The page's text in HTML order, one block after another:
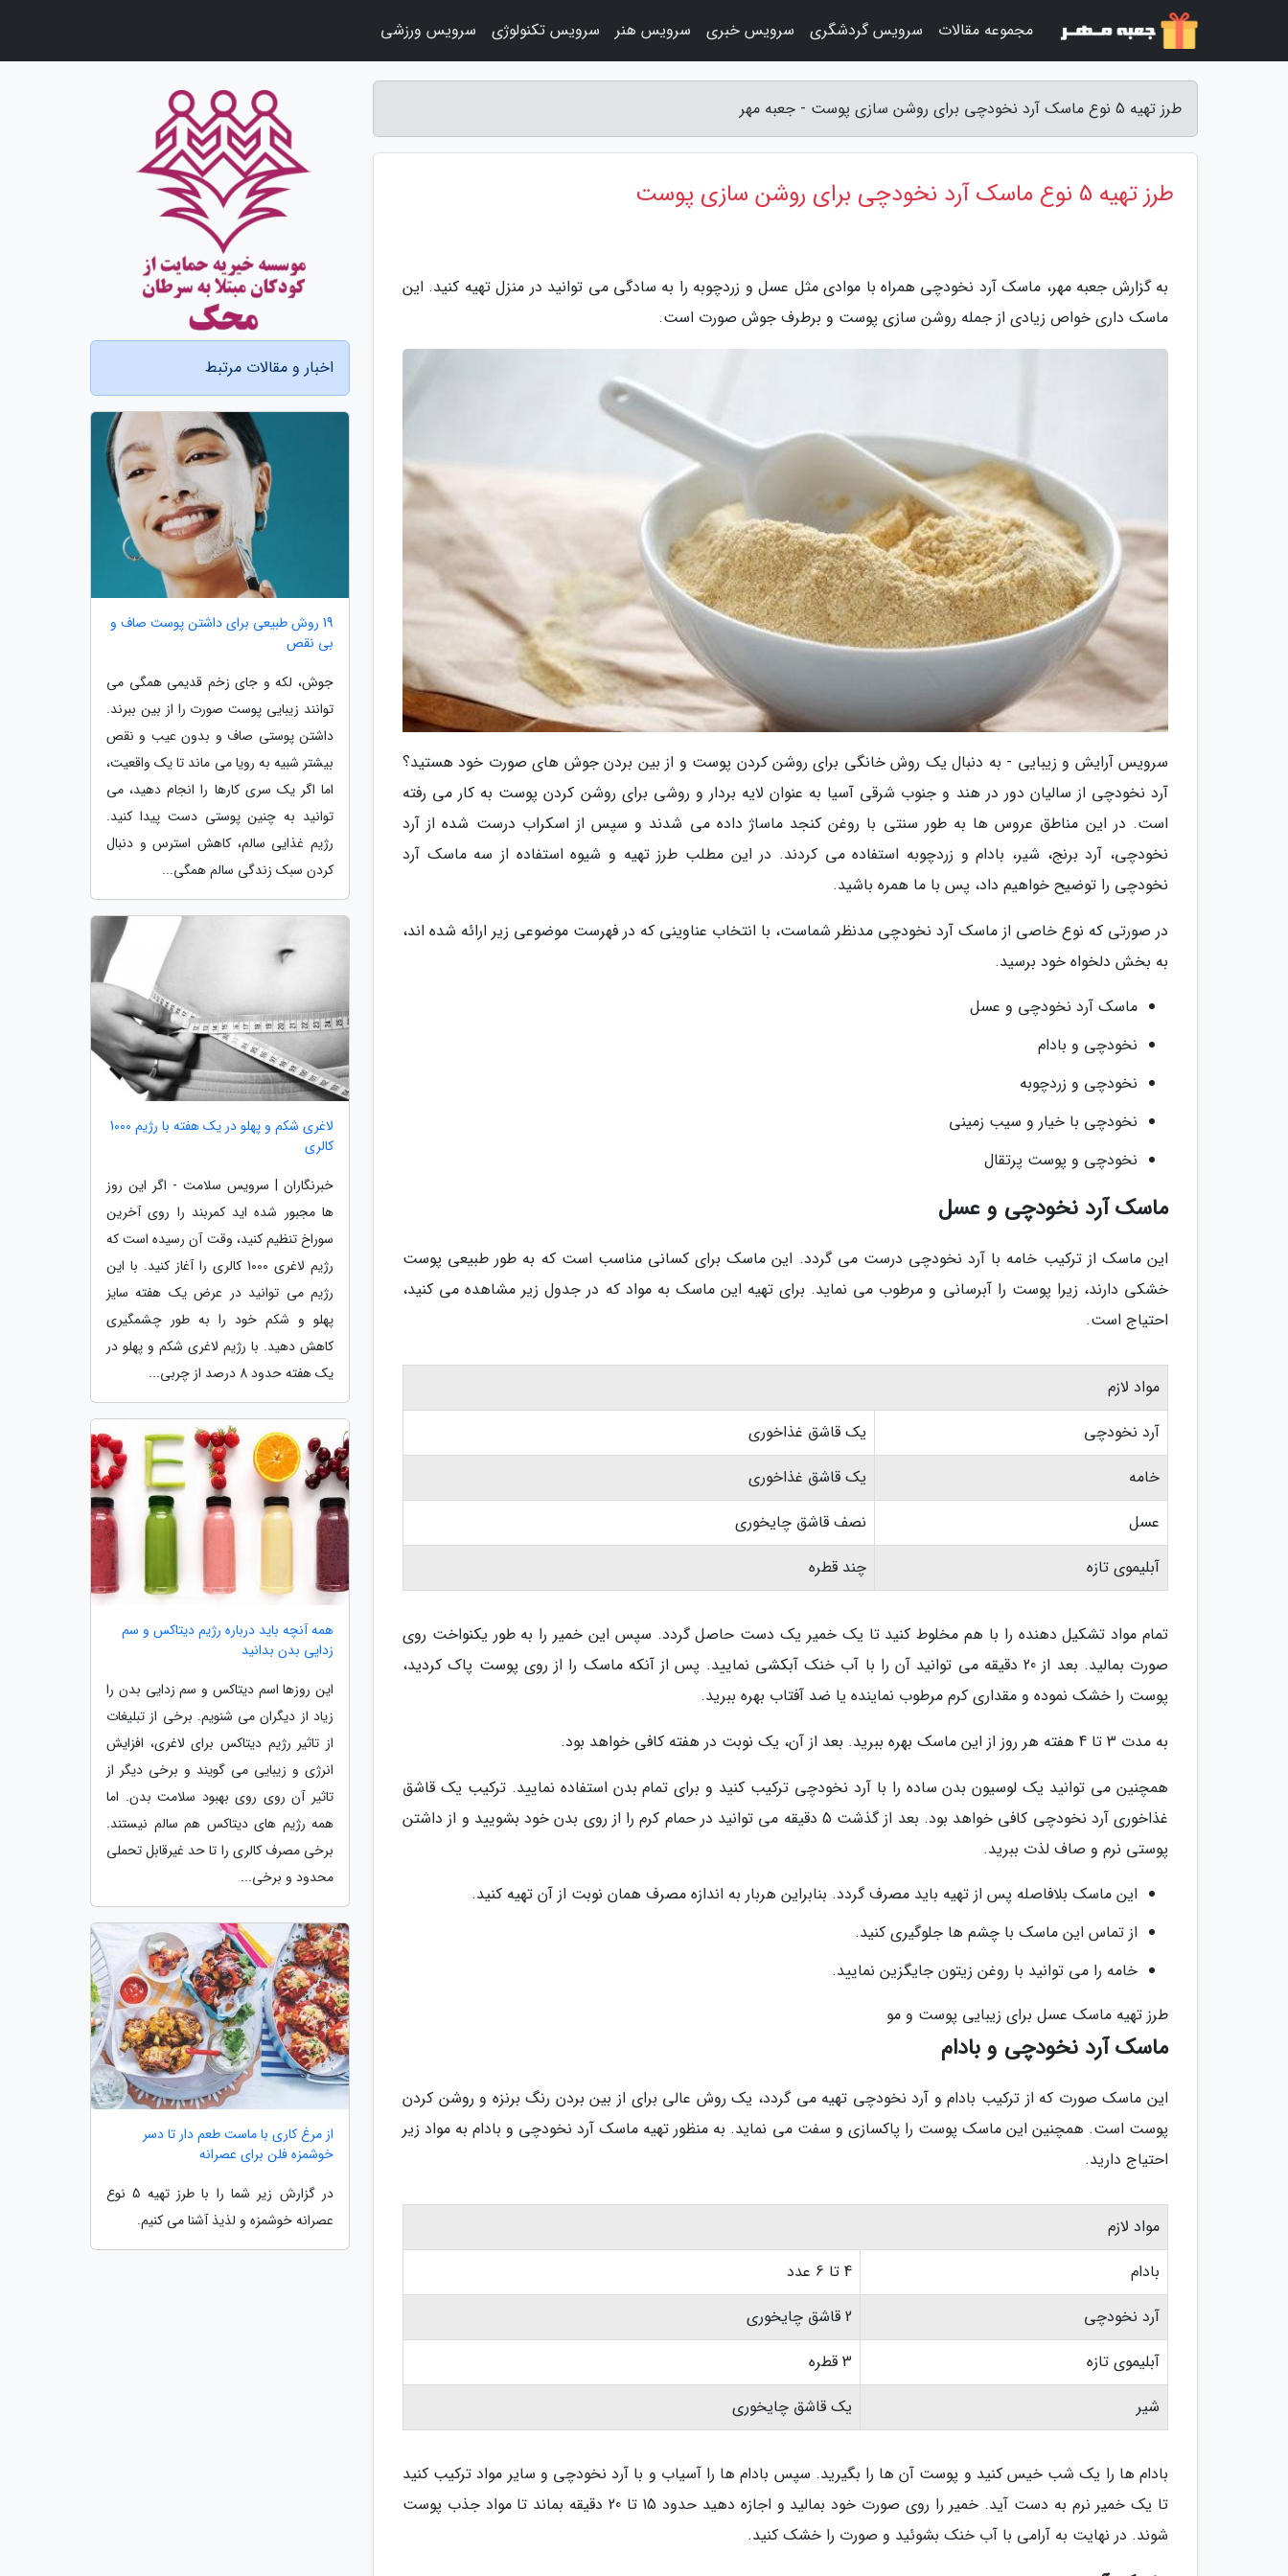
طرز تهیه 5 نوع ماسک آرد نخودچی برای روشن سازی پوست - جعبه مهر
طرز تهیه 5 نوع ماسک آرد نخودچی برای روشن سازی پوست
به گزارش جعبه مهر، ماسک آرد نخودچی همراه با موادی مثل عسل و زردچوبه را به سادگی می توانید در منزل تهیه کنید. این
ماسک داری خواص زیادی از جمله روشن سازی پوست و برطرف جوش صورت است.
سرویس آرایش و زیبایی - به دنبال یک روش خانگی برای روشن کردن پوست و از بین بردن جوش های صورت خود هستید؟
آرد نخودچی از سالیان دور در هند و جنوب شرقی آسیا به عنوان لایه بردار و روشی برای روشن کردن پوست به کار می رفته
است. در این مناطق عروس ها به طور سنتی با روغن کنجد ماساژ داده می شدند و سپس از اسکراب درست شده از آرد
نخودچی، آرد برنج، شیر، بادام و زردچوبه استفاده می کردند. در این مطلب طرز تهیه و شیوه استفاده از سه ماسک آرد
نخودچی را توضیح خواهیم داد، پس با ما همره باشید.
در صورتی که نوع خاصی از ماسک آرد نخودچی مدنظر شماست، با انتخاب عناوینی که در فهرست موضوعی زیر ارائه شده اند،
به بخش دلخواه خود برسید.
ماسک آرد نخودچی و عسل
نخودچی و بادام
نخودچی و زردچوبه
نخودچی با خیار و سیب زمینی
نخودچی و پوست پرتقال
ماسک آرد نخودچی و عسل
این ماسک از ترکیب خامه با آرد نخودچی درست می گردد. این ماسک برای کسانی مناسب است که به طور طبیعی پوست
خشکی دارند، زیرا پوست را آبرسانی و مرطوب می نماید. برای تهیه این ماسک به مواد که در جدول زیر مشاهده می کنید،
احتیاج است.
مواد لازم
آرد نخودچی
یک قاشق غذاخوری
خامه
یک قاشق غذاخوری
عسل
نصف قاشق چایخوری
آبلیموی تازه
چند قطره
تمام مواد تشکیل دهنده را با هم مخلوط کنید تا یک خمیر یک دست حاصل گردد. سپس این خمیر را به طور یکنواخت روی
صورت بمالید. بعد از 20 دقیقه می توانید آن را با آب خنک آبکشی نمایید. پس از آنکه ماسک را از روی پوست پاک کردید،
پوست را خشک نموده و مقداری کرم مرطوب نماینده یا ضد آفتاب بهره ببرید.
به مدت 3 تا 4 هفته هر روز از این ماسک بهره ببرید. بعد از آن، یک نوبت در هفته کافی خواهد بود.
همچنین می توانید یک لوسیون بدن ساده را با آرد نخودچی ترکیب کنید و برای تمام بدن استفاده نمایید. ترکیب یک قاشق
غذاخوری آرد نخودچی کافی خواهد بود. بعد از گذشت 5 دقیقه می توانید در حمام کرم را از روی بدن خود بشویید و از داشتن
پوستی نرم و صاف لذت ببرید.
این ماسک بلافاصله پس از تهیه باید مصرف گردد. بنابراین هربار به اندازه مصرف همان نوبت از آن تهیه کنید.
از تماس این ماسک با چشم ها جلوگیری کنید.
خامه را می توانید با روغن زیتون جایگزین نمایید.
طرز تهیه ماسک عسل برای زیبایی پوست و مو
ماسک آرد نخودچی و بادام
این ماسک صورت که از ترکیب بادام و آرد نخودچی تهیه می گردد، یک روش عالی برای از بین بردن رنگ برنزه و روشن کردن
پوست است. همچنین این ماسک پوست را پاکسازی و سفت می نماید. به منظور تهیه ماسک آرد نخودچی و بادام به مواد زیر
احتیاج دارید.
مواد لازم
بادام
4 تا 6 عدد
آرد نخودچی
2 قاشق چایخوری
آبلیموی تازه
3 قطره
شیر
یک قاشق چایخوری
بادام ها را یک شب خیس کنید و پوست آن ها را بگیرید. سپس بادام ها را آسیاب و با آرد نخودچی و سایر مواد ترکیب کنید
تا یک خمیر نرم به دست آید. خمیر را روی صورت خود بمالید و اجازه دهید حدود 15 تا 20 دقیقه بماند تا مواد جذب پوست
شوند. در نهایت به آرامی با آب خنک بشوئید و صورت را خشک کنید.
اخبار و مقالات مرتبط
19 روش طبیعی برای داشتن پوست صاف و
بی نقص
جوش، لکه و جای زخم قدیمی همگی می
توانند زیبایی پوست صورت را از بین ببرند.
داشتن پوستی صاف و بدون عیب و نقص
بیشتر شبیه به رویا می ماند تا یک واقعیت،
اما اگر یک سری کارها را انجام دهید، می
توانید به چنین پوستی دست پیدا کنید.
رژیم غذایی سالم، کاهش استرس و دنبال
کردن سبک زندگی سالم همگی...
لاغری شکم و پهلو در یک هفته با رژیم 1000
کالری
خبرنگاران | سرویس سلامت - اگر این روز
ها مجبور شده اید کمربند را روی آخرین
سوراخ تنظیم کنید، وقت آن رسیده است که
رژیم لاغری 1000 کالری را آغاز کنید. با این
رژیم می توانید در عرض یک هفته سایز
پهلو و شکم خود را به طور چشمگیری
کاهش دهید. با رژیم لاغری شکم و پهلو در
یک هفته حدود 8 درصد از چربی...
همه آنچه باید درباره رژیم دیتاکس و سم
زدایی بدن بدانید
این روزها اسم دیتاکس و سم زدایی بدن را
زیاد از دیگران می شنویم. برخی از تبلیغات
از تاثیر رژیم دیتاکس برای لاغری، افزایش
انرژی و زیبایی می گویند و برخی دیگر از
تاثیر آن روی روی بهبود سلامت بدن. اما
همه رژیم های دیتاکس هم سالم نیستند.
برخی مصرف کالری را تا حد غیرقابل تحملی
محدود و برخی...
از مرغ کاری با ماست طعم دار تا دسر
خوشمزه فلن برای عصرانه
در گزارش زیر شما را با طرز تهیه 5 نوع
عصرانه خوشمزه و لذیذ آشنا می کنیم.
مجموعه مقالات سرویس گردشگری سرویس خبری سرویس هنر سرویس تکنولوژی سرویس ورزشی